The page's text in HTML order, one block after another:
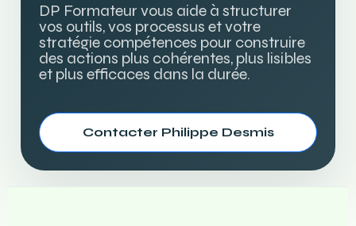
DP Formateur vous aide à structurer
vos outils, vos processus et votre
stratégie compétences pour construire
des actions plus cohérentes, plus lisibles
et plus efficaces dans la durée.
Contacter Philippe Desmis